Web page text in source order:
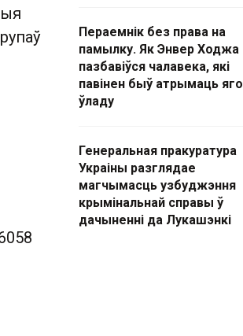
Пераемнік без права на
памылку. Як Энвер Ходжа
пазбавіўся чалавека, які
павінен быў атрымаць яго
ўладу
Генеральная пракуратура
Украіны разглядае
магчымасць узбуджэння
крымінальнай справы ў
дачыненні да Лукашэнкі